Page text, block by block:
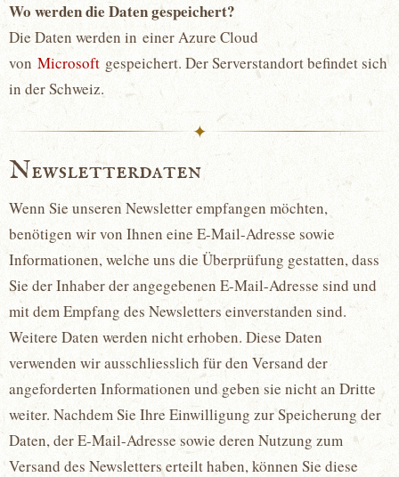
Wo werden die Daten gespeichert?
Die Daten werden in einer Azure Cloud
von Microsoft gespeichert. Der Serverstandort befindet sich
in der Schweiz.
✦
Newsletterdaten
Wenn Sie unseren Newsletter empfangen möchten,
benötigen wir von Ihnen eine E-Mail-Adresse sowie
Informationen, welche uns die Überprüfung gestatten, dass
Sie der Inhaber der angegebenen E-Mail-Adresse sind und
mit dem Empfang des Newsletters einverstanden sind.
Weitere Daten werden nicht erhoben. Diese Daten
verwenden wir ausschliesslich für den Versand der
angeforderten Informationen und geben sie nicht an Dritte
weiter. Nachdem Sie Ihre Einwilligung zur Speicherung der
Daten, der E-Mail-Adresse sowie deren Nutzung zum
Versand des Newsletters erteilt haben, können Sie diese